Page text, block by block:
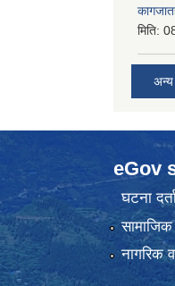
मिति:
अन्य
eGov
घटना
सामाजिक
नागरिक